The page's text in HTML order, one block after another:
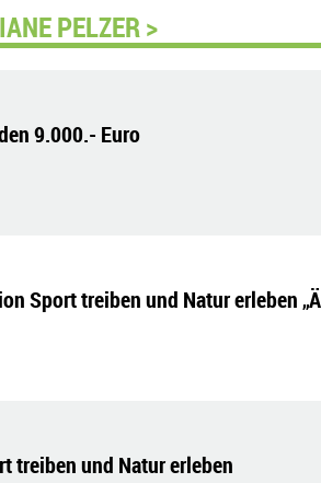
PELZER >
9.000.- Euro
Sport treiben und Natur erleben
treiben und Natur erleben